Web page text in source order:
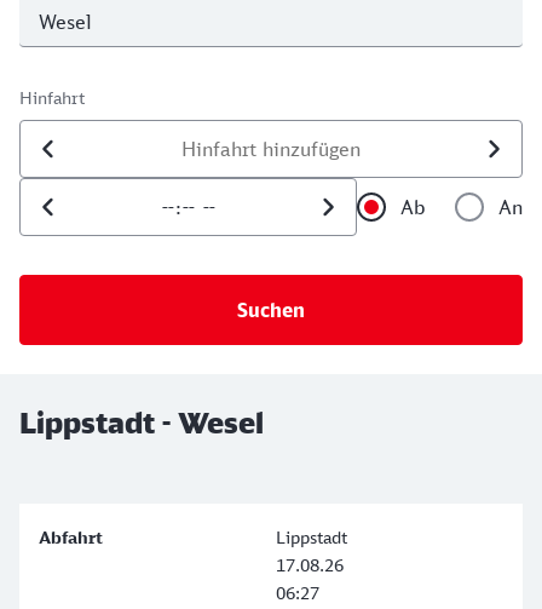
Hinfahrt
Datum der Hinfahrt
Uhrzeit der Hinfahrt
Ab
An
Lippstadt - Wesel
Lippstadt
17.08.26
06:27